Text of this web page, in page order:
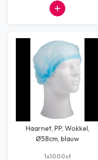
Haarnet, PP, Wokkel,
Ø58cm, blauw
1x1000st